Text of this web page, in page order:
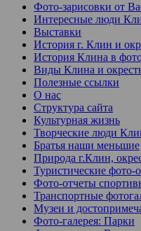
Фото-зарисовки от
Интересные люди
Выставки
История г. Клин и
История Клина в
Виды Клина и
Полезные ссылки
О нас
Структура сайта
Культурная жизнь
Творческие люди
Братья наши меньшие
Природа г.Клин,
Туристические фото-
Фото-отчеты
Транспортные
Музеи и
Фото-галерея: Парки